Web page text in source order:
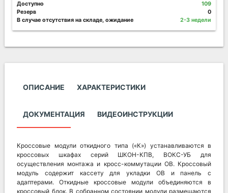
Доступно
109
Резерв
0
В случае отсутствия на складе, ожидание
2-3 недели
ОПИСАНИЕ ХАРАКТЕРИСТИКИ
ДОКУМЕНТАЦИЯ ВИДЕОИНСТРУКЦИИ
Кроссовые модули откидного типа («К») устанавливаются в
кроссовых шкафах серий ШКОН-КПВ, ВОКС-УБ для
осуществления монтажа и кросс-коммутации ОВ. Кроссовый
модуль содержит кассету для укладки ОВ и панель с
адаптерами. Откидные кроссовые модули объединяются в
кроссовый блок. В собранном состоянии модули размещаются